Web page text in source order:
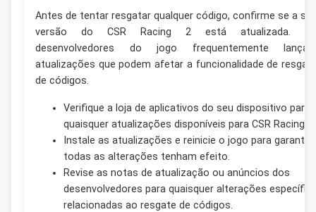
Antes de tentar resgatar qualquer código, confirme se a
versão do CSR Racing 2 está atualizada.
desenvolvedores do jogo frequentemente
atualizações que podem afetar a funcionalidade de
de códigos.
Verifique a loja de aplicativos do seu dispositivo para
quaisquer atualizações disponíveis para CSR Racing 2.
Instale as atualizações e reinicie o jogo para garantir
todas as alterações tenham efeito.
Revise as notas de atualização ou anúncios dos
desenvolvedores para quaisquer alterações
relacionadas ao resgate de códigos.